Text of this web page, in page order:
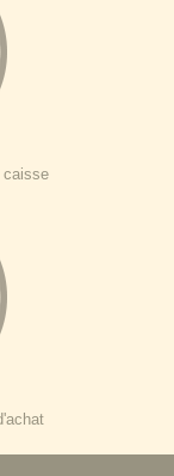
caisse